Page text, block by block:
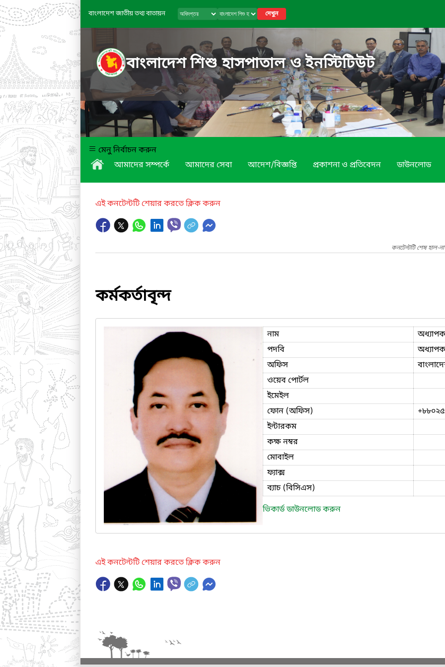
বাংলাদেশ জাতীয় তথ্য বাতায়ন দেখুন
বাংলাদেশ শিশু হাসপাতাল ও ইনস্টিটিউট
মেনু নির্বাচন করুন
আমাদের সম্পর্কে
আমাদের সেবা আদেশ/বিজ্ঞপ্তি প্রকাশনা ও প্রতিবেদন ডাউনলোড
এই কনটেন্টটি শেয়ার করতে ক্লিক করুন
কনটেন্টটি শেষ হাল-
কর্মকর্তাবৃন্দ
নাম
পদবি
অফিস
ওয়েব পোর্টল
ইমেইল
ফোন (অফিস)
ইন্টারকম
কক্ষ নম্বর
মোবাইল
ফ্যাক্স
ব্যাচ (বিসিএস)
ভিকার্ড ডাউনলোড করুন
এই কনটেন্টটি শেয়ার করতে ক্লিক করুন